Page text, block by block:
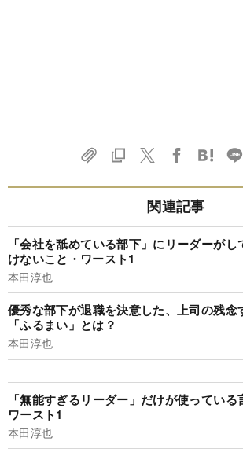
関連記事
「会社を舐めている部下」にリーダーがし
けないこと・ワースト1
本田淳也
優秀な部下が退職を決意した、上司の残念
「ふるまい」とは？
本田淳也
「無能すぎるリーダー」だけが使っている
ワースト1
本田淳也